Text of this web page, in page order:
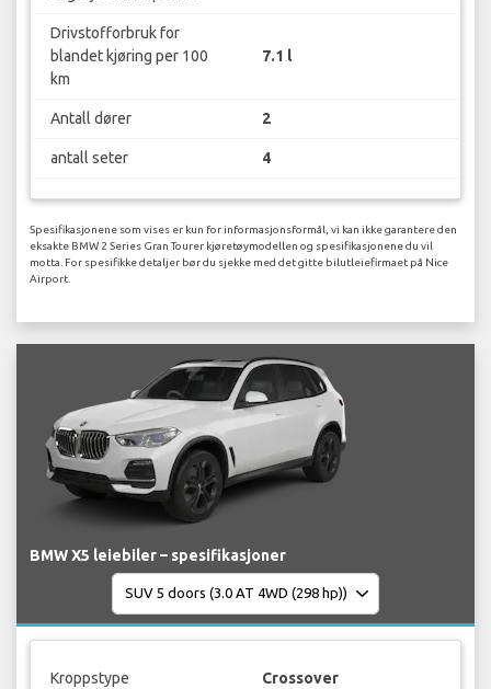
Drivstofforbruk for
blandet kjøring per 100
km
7.1 l
Antall dører 2
antall seter 4
Spesifikasjonene som vises er kun for informasjonsformål, vi kan ikke garantere den
eksakte BMW 2 Series Gran Tourer kjøretøymodellen og spesifikasjonene du vil
motta. For spesifikke detaljer bør du sjekke med det gitte bilutleiefirmaet på Nice
Airport.
BMW X5 leiebiler – spesifikasjoner
Kroppstype Crossover